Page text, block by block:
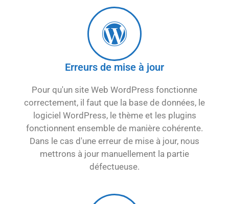
Erreurs de mise à jour
Pour qu'un site Web WordPress fonctionne
correctement, il faut que la base de données, le
logiciel WordPress, le thème et les plugins
fonctionnent ensemble de manière cohérente.
Dans le cas d'une erreur de mise à jour, nous
mettrons à jour manuellement la partie
défectueuse.